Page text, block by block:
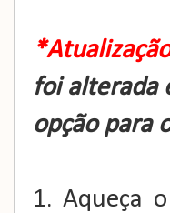
foi alterada
opção para
1. Aqueça